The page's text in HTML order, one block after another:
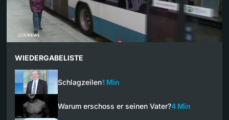
WIEDERGABELISTE
Schlagzeilen1 Min
Warum erschoss er seinen Vater?4 Min